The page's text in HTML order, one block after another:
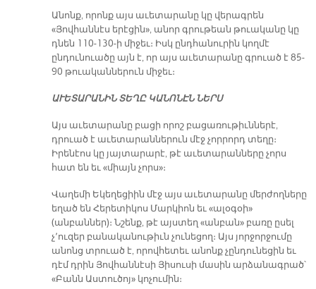
Անոնք, որոնք այս աւետարանը կը վերագրեն
«Յովհաննէս երէցին», անոր գրութեան թուականը կը
դնեն 110-130-ի միջեւ։ Իսկ ընդհանուրին կողմէ
ընդունուածը այն է, որ այս աւետարանը գրուած է 85-
90 թուականներուն միջեւ։
ԱՒԵՏԱՐԱՆԻՆ ՏԵՂԸ ԿԱՆՈՆԷՆ ՆԵՐՍ
Այս աւետարանը բացի որոշ բացառութիւններէ,
դրուած է աւետարաններուն մէջ չորրորդ տեղը։
Իրենէոս կը յայտարարէ, թէ աւետարանները չորս
հատ են եւ «միայն չորս»։
Վաղեմի Եկեղեցիին մէջ այս աւետարանը մերժողները
եղած են Հերետիկոս Մարկիոն եւ «ալօգօի»
(անբաններ)։ Նշենք, թէ այստեղ «անբան» բառը ըսել
չ՚ուզեր բանականութիւն չունեցող։ Այս յորջորջումը
անոնց տրուած է, որովհետեւ անոնք չընդունեցին եւ
դէմ դրին Յովհաննէսի Յիսուսի մասին արձանագրած՝
«Բանն Աստուծոյ» կոչումին։